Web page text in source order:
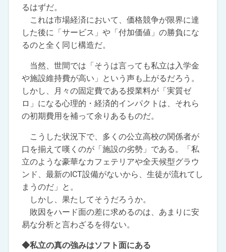
るはずだ。
これは市場経済において、価格競争が限界に達
した後に「サービス」や「付加価値」の勝負にな
るのと全く同じ構造だ。
当然、世間では「そうは言っても私立は入学金
や施設維持費が高い」という声も上がるだろう。
しかし、月々の固定費である授業料が「実質ゼ
ロ」になる心理的・経済的インパクトは、それら
の初期費用を補って余りあるものだ。
こうした状況下で、多くの公立高校の関係者が
口を揃えて嘆くのが「施設の劣勢」である。「私
立のような豪華なカフェテリアや全天候型グラウ
ンド、最新のICT設備がないから、生徒が流れてし
まうのだ」と。
しかし、果たしてそうだろうか。
敗因をハード面の差に求めるのは、あまりに安
易な分析と言わざるを得ない。
◆私立の真の強みはソフト面にある